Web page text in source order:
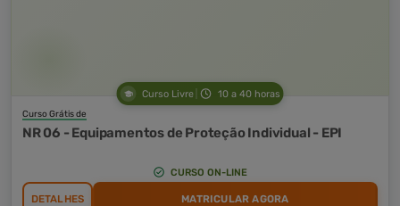
Curso Livre 10 a 40 horas
Curso Grátis de
NR 06 - Equipamentos de Proteção Individual - EPI
CURSO ON-LINE
DETALHES MATRICULAR AGORA